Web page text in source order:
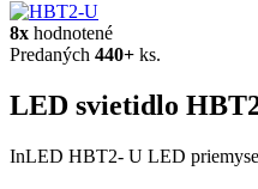
8x hodnotené
Predaných 440+ ks.
LED svietidlo
InLED HBT2- U LED